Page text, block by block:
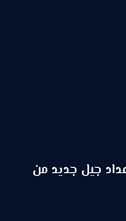
جيل جديد من